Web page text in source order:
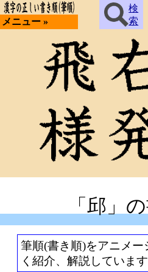
メニュー »
検
索
「邱」
筆順(書き順)をアニメ
く紹介、解説しています